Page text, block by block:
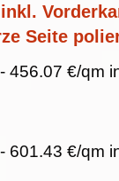
Seite
456.07 €/qm
601.43 €/qm